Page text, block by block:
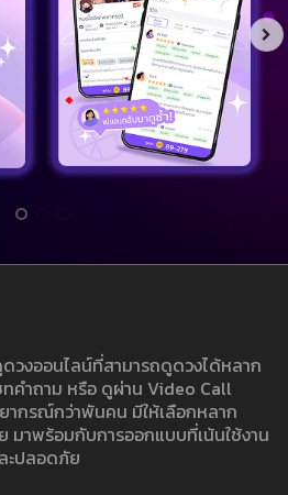
งออนไลน์ที่สามารถดูดวงได้หลาก
คำถาม หรือ ดูผ่าน Video Call
กรณ์กว่าพันคน มีให้เลือกหลาก
มาพร้อมกับการออกแบบที่เน้นใช้งาน
ะปลอดภัย